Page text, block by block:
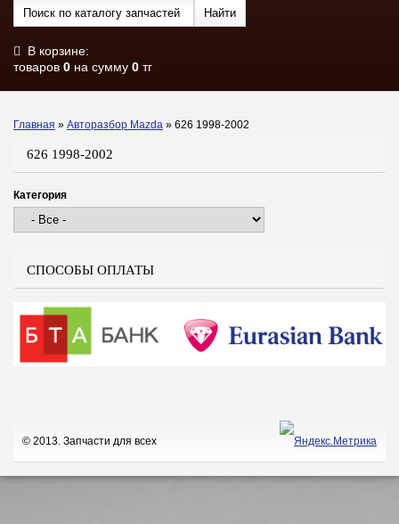
В корзине:
товаров 0 на сумму 0 тг
Вы здесь
Главная » Авторазбор Mazda » 626 1998-2002
626 1998-2002
Категория
СПОСОБЫ ОПЛАТЫ
© 2013. Запчасти для всех